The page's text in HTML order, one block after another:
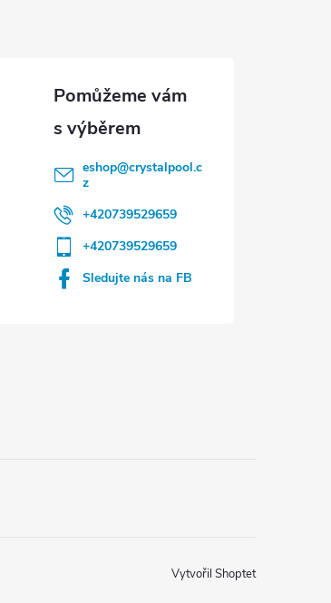
eshop@crystalpool.c
z
+420739529659
+420739529659
Sledujte nás na FB
Vytvořil Shoptet